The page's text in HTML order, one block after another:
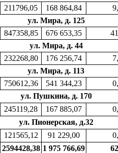
211796,05 168 864,84
ул. Мира, д. 125
847358,85 676 653,35
ул. Мира, д. 44
232268,80 176 256,74
ул. Мира, д. 113
750612,36 541 344,23
ул. Пушкина, д. 170
245119,28 167 885,07
ул. Пионерская, д.32
121565,12 91 229,00
2594428,38 1 975 766,69